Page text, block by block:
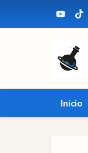
Inicio